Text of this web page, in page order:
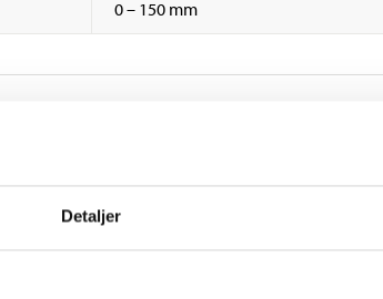
Detaljer
0 – 150 mm
har også kjøpt